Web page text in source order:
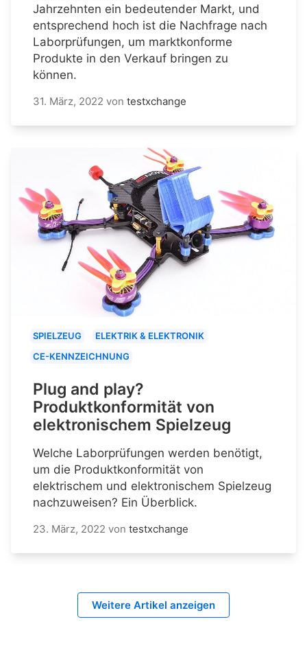
Jahrzehnten ein bedeutender Markt, und
entsprechend hoch ist die Nachfrage nach
Laborprüfungen, um marktkonforme
Produkte in den Verkauf bringen zu
können.
31. März, 2022 von testxchange
SPIELZEUG
ELEKTRIK & ELEKTRONIK
CE-KENNZEICHNUNG
Plug and play?
Produktkonformität von
elektronischem Spielzeug
Welche Laborprüfungen werden benötigt,
um die Produktkonformität von
elektrischem und elektronischem Spielzeug
nachzuweisen? Ein Überblick.
23. März, 2022 von testxchange
Weitere Artikel anzeigen